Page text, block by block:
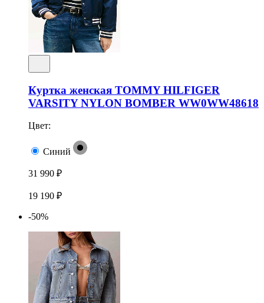
Куртка женская TOMMY HILFIGER
VARSITY NYLON BOMBER WW0WW48618
Цвет:
Синий
31 990 ₽
19 190 ₽
-50%